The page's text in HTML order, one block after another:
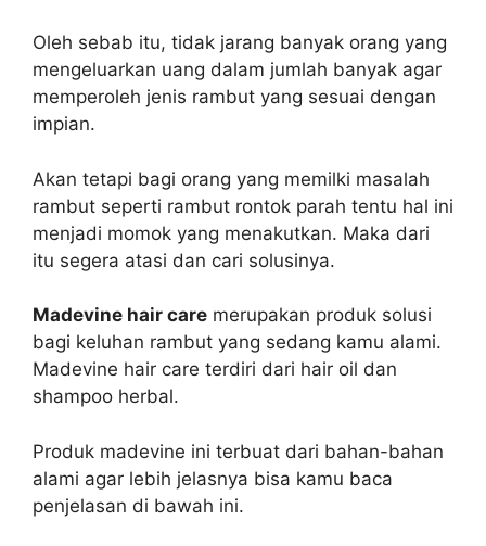
Oleh sebab itu, tidak jarang banyak orang yang
mengeluarkan uang dalam jumlah banyak agar
memperoleh jenis rambut yang sesuai dengan
impian.
Akan tetapi bagi orang yang memilki masalah
rambut seperti rambut rontok parah tentu hal ini
menjadi momok yang menakutkan. Maka dari
itu segera atasi dan cari solusinya.
Madevine hair care merupakan produk solusi
bagi keluhan rambut yang sedang kamu alami.
Madevine hair care terdiri dari hair oil dan
shampoo herbal.
Produk madevine ini terbuat dari bahan-bahan
alami agar lebih jelasnya bisa kamu baca
penjelasan di bawah ini.